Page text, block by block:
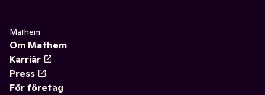
Mathem
Om Mathem
Karriär
Press
För företag